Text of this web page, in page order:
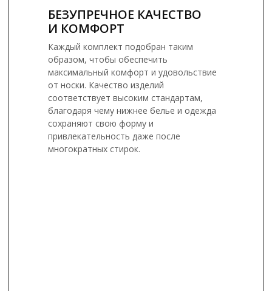
Каждый комплект подобран таким
образом, чтобы обеспечить
максимальный комфорт и удовольствие
от носки. Качество изделий
соответствует высоким стандартам,
благодаря чему нижнее белье и одежда
сохраняют свою форму и
привлекательность даже после
многократных стирок.
БЕЗУПРЕЧНОЕ КАЧЕСТВО
И КОМФОРТ